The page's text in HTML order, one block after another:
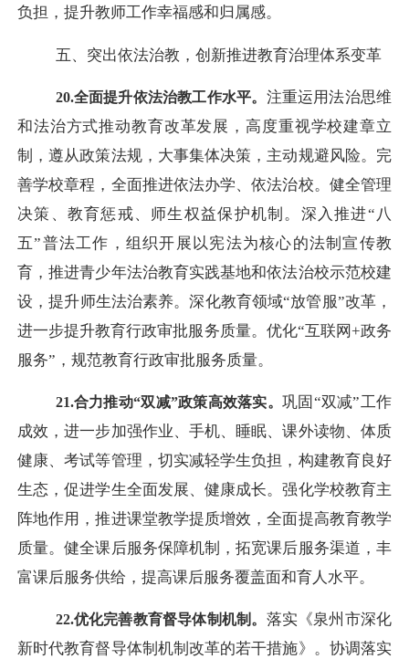
负担，提升教师工作幸福感和归属感。
五、突出依法治教，创新推进教育治理体系变革
20.全面提升依法治教工作水平。 注重运用法治思维
和法治方式推动教育改革发展，高度重视学校建章立
制，遵从政策法规，大事集体决策，主动规避风险。完
善学校章程，全面推进依法办学、依法治校。健全管理
决策、教育惩戒、师生权益保护机制。深入推进“八
五”普法工作，组织开展以宪法为核心的法制宣传教
育，推进青少年法治教育实践基地和依法治校示范校建
设，提升师生法治素养。深化教育领域“放管服”改革，
进一步提升教育行政审批服务质量。优化“互联网+政务
服务”，规范教育行政审批服务质量。
21.合力推动“双减”政策高效落实。巩固 “双减”工作
成效，进一步加强作业、手机、睡眠、课外读物、体质
健康、考试等管理，切实减轻学生负担，构建教育良好
生态，促进学生全面发展、健康成长。强化学校教育主
阵地作用，推进课堂教学提质增效，全面提高教育教学
质量。健全课后服务保障机制，拓宽课后服务渠道，丰
富课后服务供给，提高课后服务覆盖面和育人水平。
22.优化完善教育督导体制机制。 落实《泉州市深化
新时代教育督导体制机制改革的若干措施》。协调落实